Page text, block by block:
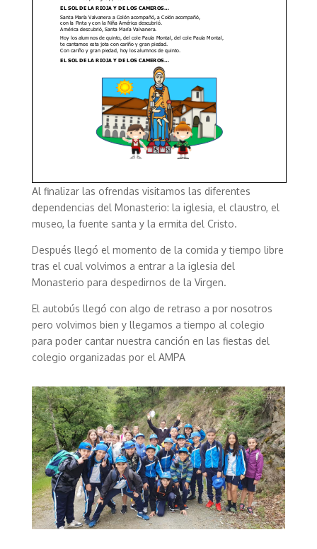
Al finalizar las ofrendas visitamos las diferentes
dependencias del Monasterio: la iglesia, el claustro, el
museo, la fuente santa y la ermita del Cristo.
Después llegó el momento de la comida y tiempo libre
tras el cual volvimos a entrar a la iglesia del
Monasterio para despedirnos de la Virgen.
El autobús llegó con algo de retraso a por nosotros
pero volvimos bien y llegamos a tiempo al colegio
para poder cantar nuestra canción en las fiestas del
colegio organizadas por el AMPA